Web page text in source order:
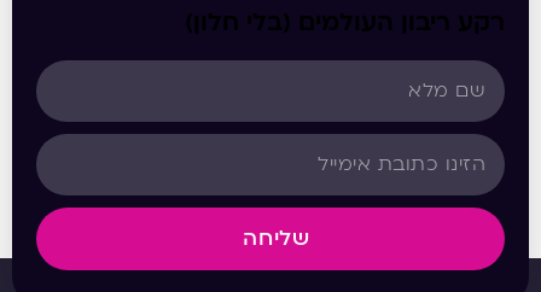
רקע ריבון העולמים (בלי חלון)
שליחה